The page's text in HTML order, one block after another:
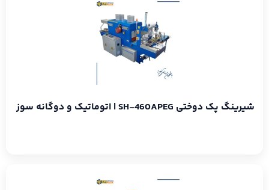
شیرینگ پک دوختی SH-460APEG | اتوماتیک و دوگانه سوز